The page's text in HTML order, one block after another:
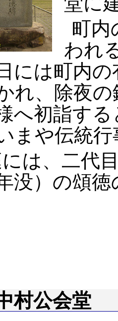
町内
われ
には町内
れ、除夜
へ初詣す
まや伝統
は、二代
没）の頌
村公会堂